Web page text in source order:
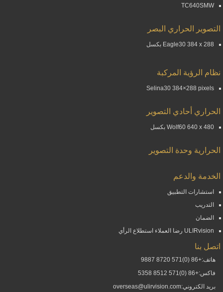
TC640SMW
التصوير الحراري البصر
Eagle30 384 x 288 بكسل
نظام الرؤية المركبة
Selina30 384×288 pixels
الحراري أحادي التصوير
Wolf60 640 x 480 بكسل
الحرارية وحدة التصوير
الخدمة والدعم
استشارات التطبيق
التدريب
الضمان
ULIRvision رضا العملاء استطلاع الرأي
اتصل بنا
هاتف:+86 (0)571 8720 9887
فاكس:+86 (0)571 8512 5358
بريد الكتروني:overseas@ulirvision.com